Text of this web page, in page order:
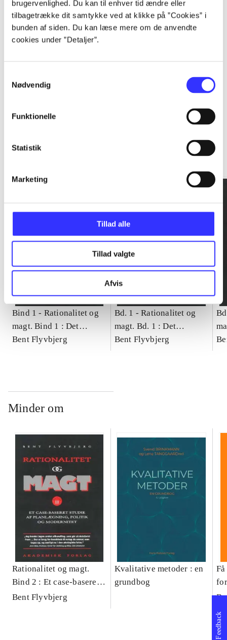
brugervenlighed. Du kan til enhver tid ændre eller
tilbagetrække dit samtykke ved at klikke på ”Cookies” i
bunden af siden. Du kan læse mere om de anvendte
cookies under ”Detaljer”.
Nødvendig
Funktionelle
Statistik
Marketing
Tillad alle
Tillad valgte
Afvis
...
Bind 1 - Rationalitet og
magt. Bind 1 : Det
konkretes videnskab
Bent Flyvbjerg
Bd. 1 -Rationalitet og
magt. Bd. 1 : Det
konkretes videnskab
Bent Flyvbjerg
Minder om
Rationalitet og magt.
Bind 2 : Et case-baseret
studie af planlægning,
Bent Flyvbjerg
Kvalitative metoder : en
grundbog
Feedback